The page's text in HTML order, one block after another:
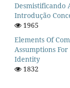
Desmistificando
Introdução
1965
Elements Of
Assumptions
Identity
1832